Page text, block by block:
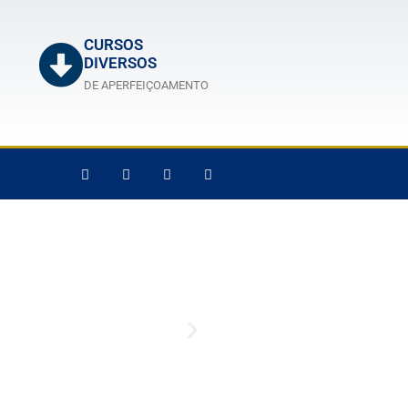
CURSOS
DIVERSOS
DE APERFEIÇOAMENTO